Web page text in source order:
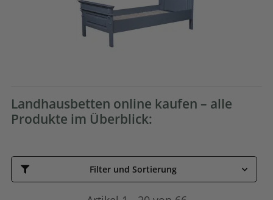
Landhausbetten online kaufen – alle
Produkte im Überblick:
Filter und Sortierung